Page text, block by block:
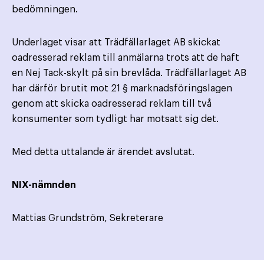
bedömningen.
Underlaget visar att Trädfällarlaget AB skickat
oadresserad reklam till anmälarna trots att de haft
en Nej Tack-skylt på sin brevlåda. Trädfällarlaget AB
har därför brutit mot 21 § marknadsföringslagen
genom att skicka oadresserad reklam till två
konsumenter som tydligt har motsatt sig det.
Med detta uttalande är ärendet avslutat.
NIX-nämnden
Mattias Grundström, Sekreterare